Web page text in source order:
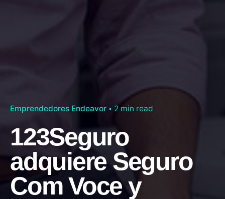
Emprendedores Endeavor 2 min read
123Seguro
adquiere Seguro
Com Voce y